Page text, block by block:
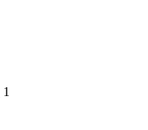
1